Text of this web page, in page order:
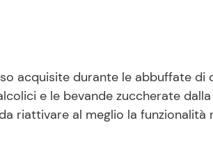
acquisite durante le abbuffate di
e le bevande zuccherate
riattivare al meglio la funzionalità